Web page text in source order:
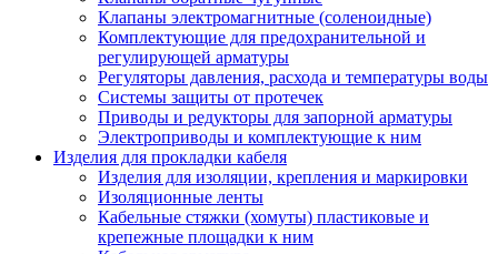
Клапаны электромагнитные (соленоидные)
Комплектующие для предохранительной и
регулирующей арматуры
Регуляторы давления, расхода и температуры воды
Системы защиты от протечек
Приводы и редукторы для запорной арматуры
Электроприводы и комплектующие к ним
Изделия для прокладки кабеля
Изделия для изоляции, крепления и маркировки
Изоляционные ленты
Кабельные стяжки (хомуты) пластиковые и
крепежные площадки к ним